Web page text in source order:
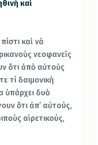
καὶ
καὶ νὰ
νεοφανεῖς
ὅτι ἀπὸ αὐτοὺς
τί δαιμονικὴ
ὑπάρχει δυὸ
ὅτι ἀπ᾿ αὐτούς,
αἱρετικούς,